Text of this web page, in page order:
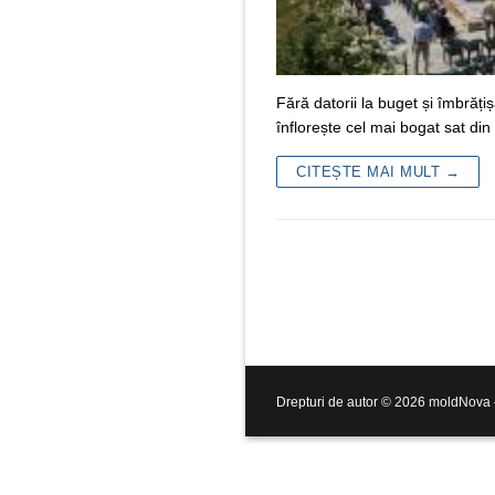
Fără datorii la buget și
înflorește cel mai bogat sat
CITEȘTE MAI MULT →
Drepturi de autor © 2026 moldNova